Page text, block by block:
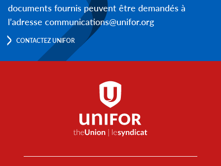
documents fournis peuvent être demandés à
l’adresse communications@unifor.org
CONTACTEZ UNIFOR